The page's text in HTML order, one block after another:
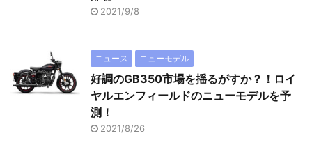
2021/9/8
ニュース ニューモデル
好調のGB350市場を揺るがすか？！ロイ
ヤルエンフィールドのニューモデルを予
測！
2021/8/26